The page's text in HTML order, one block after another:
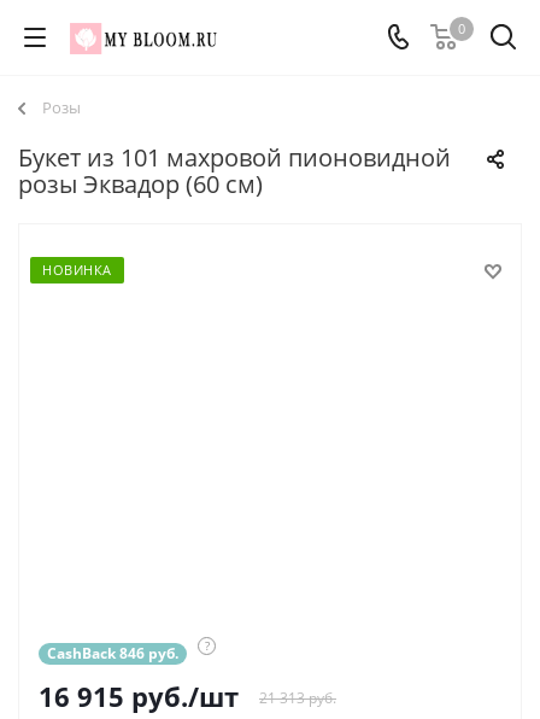
0
Розы
Букет из 101 махровой пионовидной
розы Эквадор (60 см)
НОВИНКА
CashBack 846 руб. ?
16 915 руб./шт 21 313 руб.